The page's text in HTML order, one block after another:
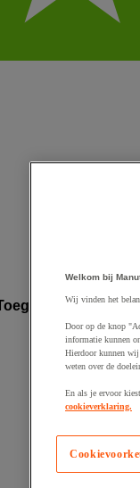
aan
Welkom bij
Wij vinden het
Door op de knop
informatie kunnen
Hierdoor kunnen wij
weten over de
En als je ervoor
cookieverklaring.